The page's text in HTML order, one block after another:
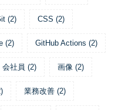
(2) CSS (2)
(2) GitHub Actions (2)
会社員 (2) 画像 (2)
) 業務改善 (2)